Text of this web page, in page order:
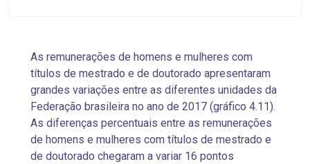
As remunerações de homens e mulheres com
títulos de mestrado e de doutorado apresentaram
grandes variações entre as diferentes unidades da
Federação brasileira no ano de 2017 (gráfico 4.11).
As diferenças percentuais entre as remunerações
de homens e mulheres com títulos de mestrado e
de doutorado chegaram a variar 16 pontos